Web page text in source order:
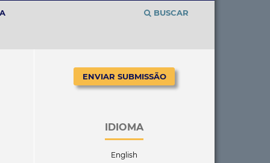
BUSCAR
ENVIAR SUBMISSÃO
IDIOMA
English